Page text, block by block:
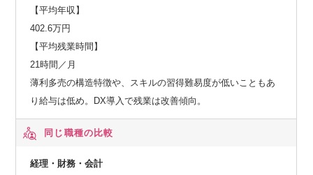
【平均年収】
402.6万円
【平均残業時間】
21時間／月
薄利多売の構造特徴や、スキルの習得難易度が低いこともあ
り給与は低め。DX導入で残業は改善傾向。
同じ職種の比較
経理・財務・会計